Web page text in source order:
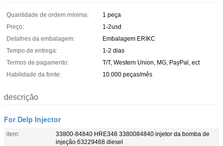
Quantidade de ordem mínima:
1 peça
Preço:
1-2usd
Detalhes da embalagem:
Embalagem ERIKC
Tempo de entrega:
1-2 dias
Termos de pagamento:
T/T, Western Union, MG, PayPal, ect
Habilidade da fonte:
10.000 peças/mês
descrição
For Delp Injector
item:
33800-84840 HRE348 3380084840 injetor da bomba de
injeção 63229468 diesel